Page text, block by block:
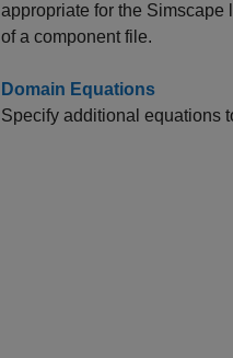
appropriate for the Simscape
of a component file.
Domain Equations
Specify additional equations